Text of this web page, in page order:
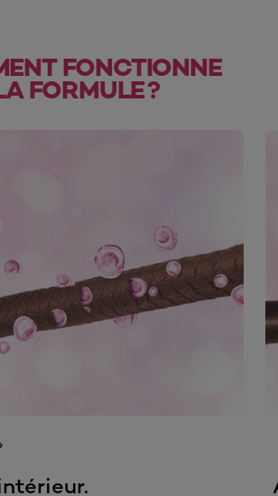
FONCTIONNE
FORMULE ?
CARD
CARD